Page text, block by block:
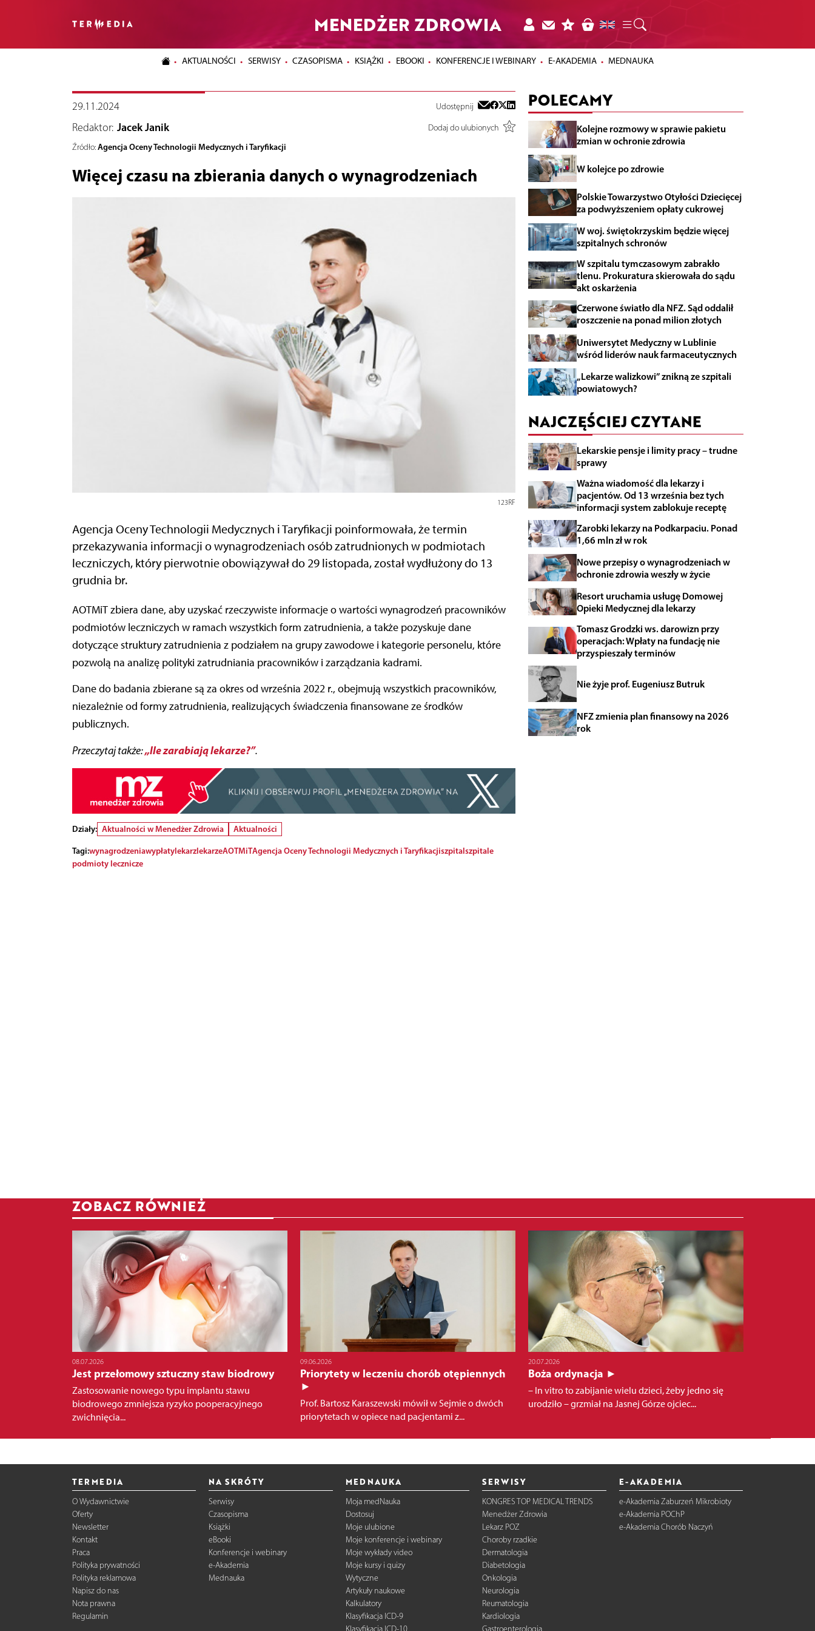
MENEDŻER ZDROWIA
AKTUALNOŚCI SERWISY CZASOPISMA KSIĄŻKI EBOOKI KONFERENCJE I WEBINARY E-AKADEMIA MEDNAUKA
29.11.2024 Udostępnij
Redaktor: Jacek Janik
Dodaj do ulubionych
Źródło: Agencja Oceny Technologii Medycznych i Taryfikacji
Więcej czasu na zbierania danych o wynagrodzeniach
123RF
Agencja Oceny Technologii Medycznych i Taryfikacji poinformowała, że termin
przekazywania informacji o wynagrodzeniach osób zatrudnionych w podmiotach
leczniczych, który pierwotnie obowiązywał do 29 listopada, został wydłużony do 13
grudnia br.
AOTMiT zbiera dane, aby uzyskać rzeczywiste informacje o wartości wynagrodzeń pracowników
podmiotów leczniczych w ramach wszystkich form zatrudnienia, a także pozyskuje dane
dotyczące struktury zatrudnienia z podziałem na grupy zawodowe i kategorie personelu, które
pozwolą na analizę polityki zatrudniania pracowników i zarządzania kadrami.
Dane do badania zbierane są za okres od września 2022 r., obejmują wszystkich pracowników,
niezależnie od formy zatrudnienia, realizujących świadczenia finansowane ze środków
publicznych.
Przeczytaj także:„Ile zarabiają lekarze?”.
Działy: Aktualności w Menedżer Zdrowia
Aktualności
Tagi:wynagrodzeniawypłatylekarzlekarzeAOTMiTAgencja Oceny Technologii Medycznych i Taryfikacjiszpitalszpitale
podmioty lecznicze
POLECAMY
Kolejne rozmowy w sprawie pakietu
zmian w ochronie zdrowia
W kolejce po zdrowie
Polskie Towarzystwo Otyłości Dziecięcej
za podwyższeniem opłaty cukrowej
W woj. świętokrzyskim będzie więcej
szpitalnych schronów
W szpitalu tymczasowym zabrakło
tlenu. Prokuratura skierowała do sądu
akt oskarżenia
Czerwone światło dla NFZ. Sąd oddalił
roszczenie na ponad milion złotych
Uniwersytet Medyczny w Lublinie
wśród liderów nauk farmaceutycznych
„Lekarze walizkowi” znikną ze szpitali
powiatowych?
NAJCZĘŚCIEJ CZYTANE
Lekarskie pensje i limity pracy – trudne
sprawy
Ważna wiadomość dla lekarzy i
pacjentów. Od 13 września bez tych
informacji system zablokuje receptę
Zarobki lekarzy na Podkarpaciu. Ponad
1,66 mln zł w rok
Nowe przepisy o wynagrodzeniach w
ochronie zdrowia weszły w życie
Resort uruchamia usługę Domowej
Opieki Medycznej dla lekarzy
Tomasz Grodzki ws. darowizn przy
operacjach: Wpłaty na fundację nie
przyspieszały terminów
Nie żyje prof. Eugeniusz Butruk
NFZ zmienia plan finansowy na 2026
rok
ZOBACZ RÓWNIEŻ
08.07.2026
Jest przełomowy sztuczny staw biodrowy
Zastosowanie nowego typu implantu stawu
biodrowego zmniejsza ryzyko pooperacyjnego
zwichnięcia...
09.06.2026
Priorytety w leczeniu chorób otępiennych
►
Prof. Bartosz Karaszewski mówił w Sejmie o dwóch
priorytetach w opiece nad pacjentami z...
20.07.2026
Boża ordynacja ►
– In vitro to zabijanie wielu dzieci, żeby jedno się
urodziło – grzmiał na Jasnej Górze ojciec...
TERMEDIA
O Wydawnictwie
Oferty
Newsletter
Kontakt
Praca
Polityka prywatności
Polityka reklamowa
Napisz do nas
Nota prawna
Regulamin
NA SKRÓTY
Serwisy
Czasopisma
Książki
eBooki
Konferencje i webinary
e-Akademia
Mednauka
MEDNAUKA
Moja medNauka
Dostosuj
Moje ulubione
Moje konferencje i webinary
Moje wykłady video
Moje kursy i quizy
Wytyczne
Artykuły naukowe
Kalkulatory
Klasyfikacja ICD-9
Klasyfikacja ICD-10
SERWISY
KONGRES TOP MEDICAL TRENDS
Menedżer Zdrowia
Lekarz POZ
Choroby rzadkie
Dermatologia
Diabetologia
Onkologia
Neurologia
Reumatologia
Kardiologia
Gastroenterologia
E-AKADEMIA
e-Akademia Zaburzeń Mikrobioty
e-Akademia POChP
e-Akademia Chorób Naczyń